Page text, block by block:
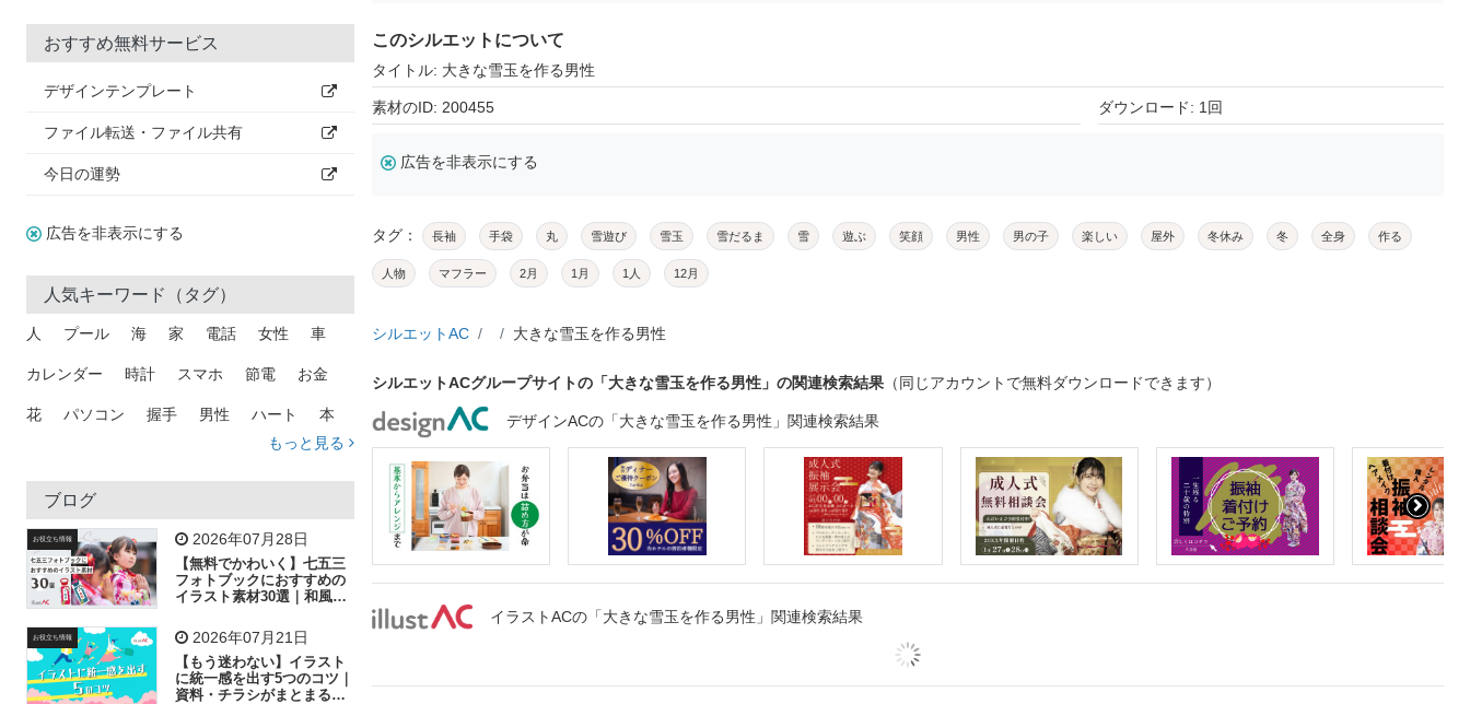
おすすめ無料サービス
デザインテンプレート
ファイル転送・ファイル共有
今日の運勢
広告を非表示にする
人気キーワード（タグ）
人 プール 海 家 電話 女性 車
カレンダー 時計 スマホ 節電 お金
花 パソコン 握手 男性 ハート 本
トラック 木
吹き出し
飛行機 グラフ ビル 魚 家族 書類
歩く 工場 会社 太陽 キラキラ
子供 作業員 相談 ピクトグラム
もっと見る
ブログ
お役立ち情報 2026年07月28日
【無料でかわいく】七五三
フォトブックにおすすめの
イラスト素材30選｜和風の
お役立ち情報 2026年07月21日
【もう迷わない】イラスト
に統一感を出す5つのコツ｜
資料・チラシがまとまるフ
このシルエットについて
タイトル: 大きな雪玉を作る男性
素材のID: 200455 ダウンロード: 1回
広告を非表示にする
タグ： 長袖 手袋 丸 雪遊び 雪玉 雪だるま 雪 遊ぶ 笑顔 男性 男の子 楽しい 屋外 冬休み 冬 全身 作る
人物 マフラー 2月 1月 1人 12月
シルエットAC 大きな雪玉を作る男性
シルエットACグループサイトの「大きな雪玉を作る男性」の関連検索結果 （同じアカウントで無料ダウンロードできます）
デザインACの「大きな雪玉を作る男性」関連検索結果
イラストACの「大きな雪玉を作る男性」関連検索結果